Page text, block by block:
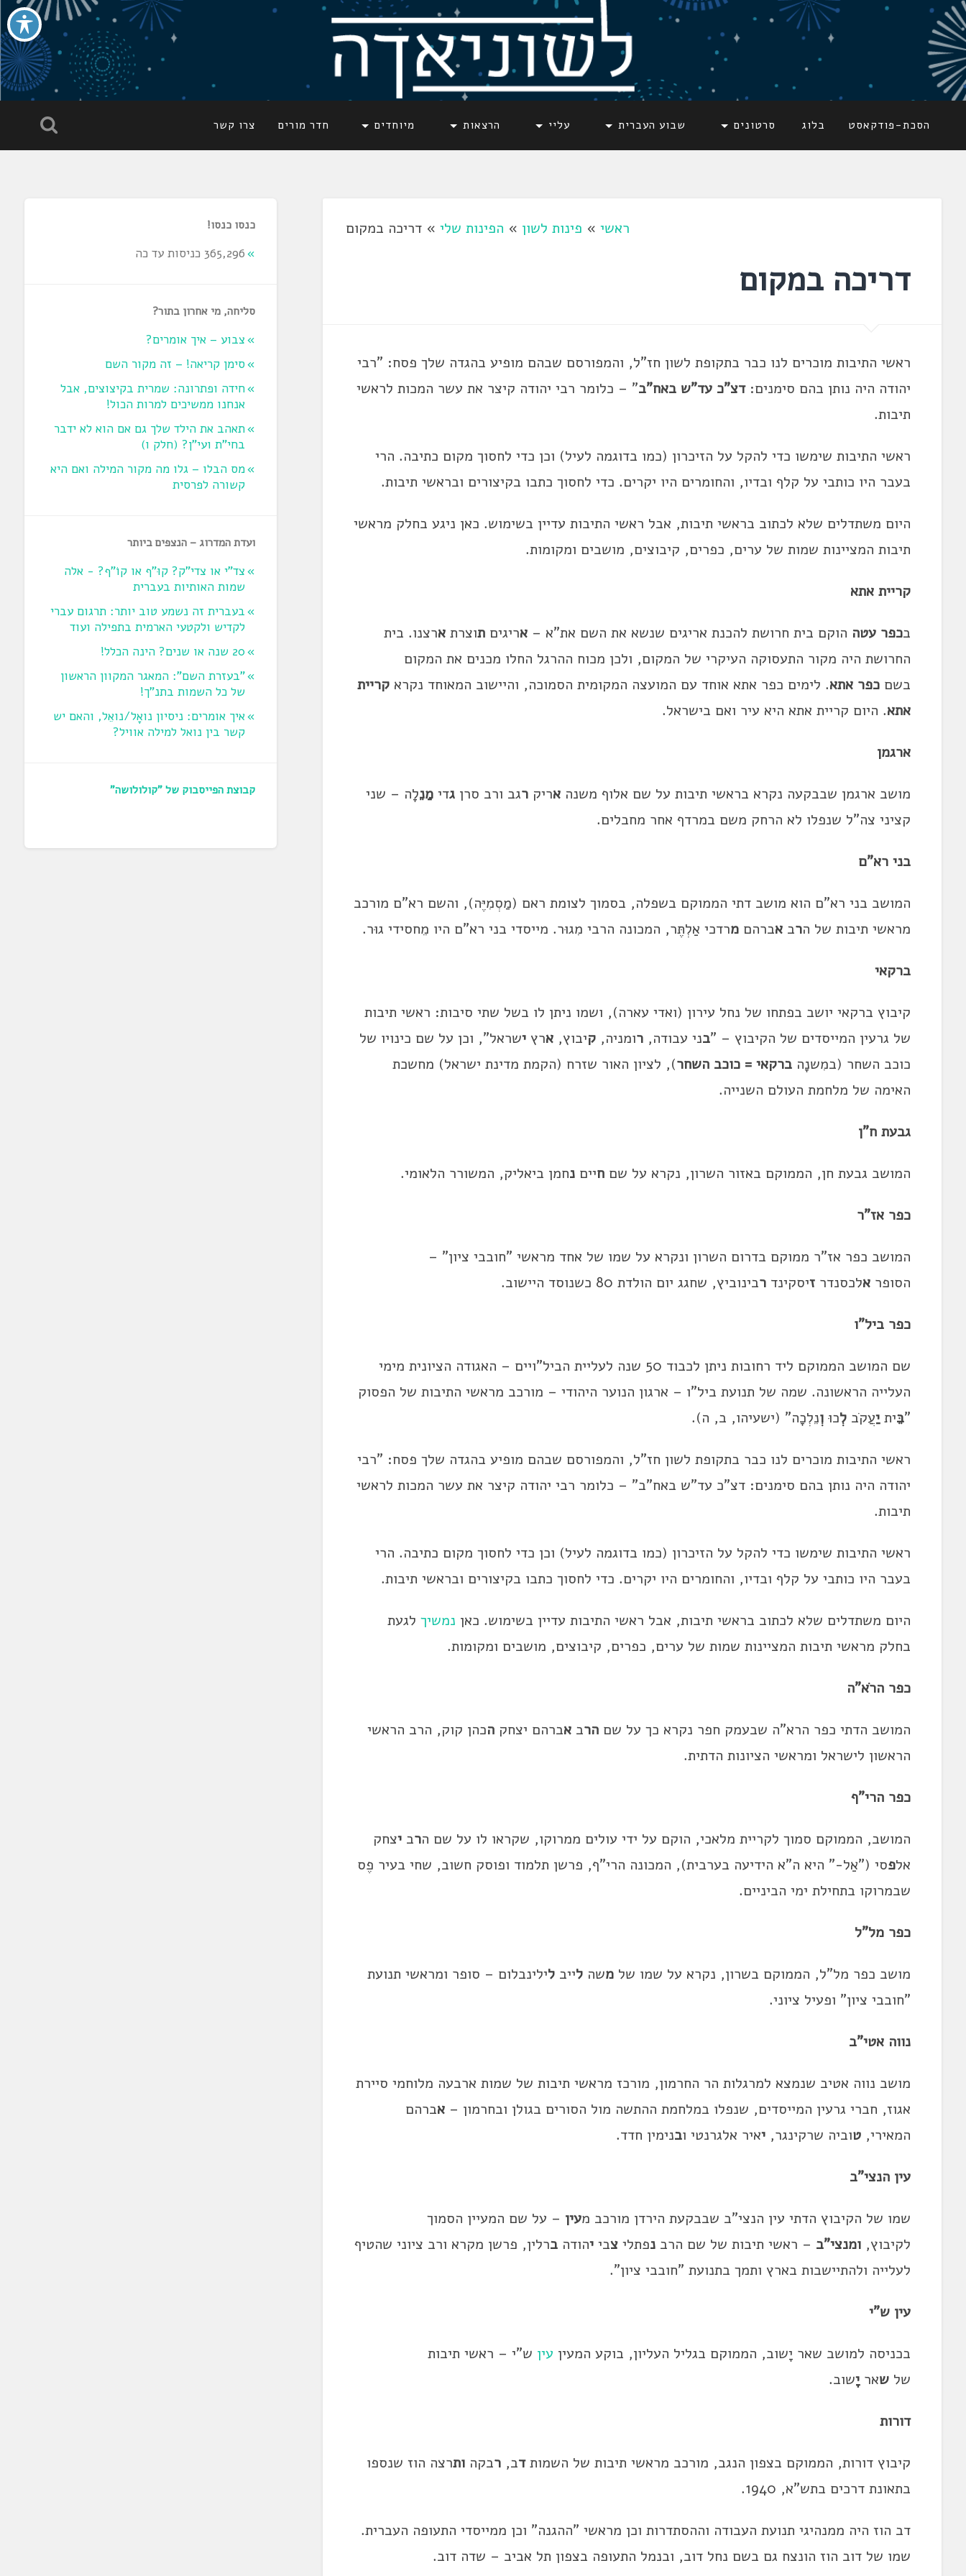
דלג
לתוכןלשוניאדה
עברית. לשון. שפה
הסכת-פודקאסט בלוג סרטונים שבוע העברית עליי הרצאות מיוחדים חדר מורים צרו קשר
ראשי » פינות לשון » הפינות שלי »דריכה במקום
דריכה במקום
ראשי התיבות מוכרים לנו כבר בתקופת לשון חז"ל, והמפורסם שבהם מופיע בהגדה שלך פסח: "רבי
יהודה היה נותן בהם סימנים:דצ"כ עד"ש באח"ב" – כלומר רבי יהודה קיצר את עשר המכות לראשי
תיבות.
ראשי התיבות שימשו כדי להקל על הזיכרון (כמו בדוגמה לעיל) וכן כדי לחסוך מקום כתיבה. הרי
בעבר היו כותבי על קלף ובדיו, והחומרים היו יקרים. כדי לחסוך כתבו בקיצורים ובראשי תיבות.
היום משתדלים שלא לכתוב בראשי תיבות, אבל ראשי התיבות עדיין בשימוש. כאן ניגע בחלק מראשי
תיבות המציינות שמות של ערים, כפרים, קיבוצים, מושבים ומקומות.
קריית אתא
בכפר עטה הוקם בית חרושת להכנת אריגים שנשא את השם את"א – אריגים תוצרת ארצנו. בית
החרושת היה מקור התעסוקה העיקרי של המקום, ולכן מכוח ההרגל החלו מכנים את המקום
בשם כפר אתא. לימים כפר אתא אוחד עם המועצה המקומית הסמוכה, והיישוב המאוחד נקרא קריית
אתא. היום קריית אתא היא עיר ואם בישראל.
ארגמן
מושב ארגמן שבבקעה נקרא בראשי תיבות על שם אלוף משנה אריק רגב ורב סרן גדי מַנֵלָה – שני
קציני צה"ל שנפלו לא הרחק משם במרדף אחר מחבלים.
בני רא"ם
המושב בני רא"ם הוא מושב דתי הממוקם בשפלה, בסמוך לצומת ראם (מַסְמִיֶּה), והשם רא"ם מורכב
מראשי תיבות של הרב אברהם מרדכי אַלְתֶּר, המכונה הרבי מִגוּר. מייסדי בני רא"ם היו מֵחסידי גוּר.
ברקאי
קיבוץ ברקאי יושב בפתחו של נחל עירון (ואדי עארה), ושמו ניתן לו בשל שתי סיבות: ראשי תיבות
של גרעין המייסדים של הקיבוץ – "בני עבודה, רומניה, קיבוץ, ארץ ישראל", וכן על שם כינויו של
כוכב השחר (במִשנָה ברקאי = כוכב השחר), לציון האור שזרח (הקמת מדינת ישראל) מחשכת
האימה של מלחמת העולם השנייה.
גבעת ח"ן
המושב גבעת חן, הממוקם באזור השרון, נקרא על שם חיים נחמן ביאליק, המשורר הלאומי.
כפר אז"ר
המושב כפר אז"ר ממוקם בדרום השרון ונקרא על שמו של אחד מראשי "חובבי ציון" –
הסופר אלכסנדר זיסקינד רבינוביץ, שחגג יום הולדת 80 כשנוסד היישוב.
כפר ביל"ו
שם המושב הממוקם ליד רחובות ניתן לכבוד 50 שנה לעליית הביל"ויים – האגודה הציונית מימי
העלייה הראשונה. שמה של תנועת ביל"ו – ארגון הנוער היהודי – מורכב מראשי התיבות של הפסוק
"בֵּיתיַעֲקֹב לְכוּ וְנֵלְכָה" (ישעיהו, ב, ה).
ראשי התיבות מוכרים לנו כבר בתקופת לשון חז"ל, והמפורסם שבהם מופיע בהגדה שלך פסח: "רבי
יהודה היה נותן בהם סימנים: דצ"כ עד"ש באח"ב" – כלומר רבי יהודה קיצר את עשר המכות לראשי
תיבות.
ראשי התיבות שימשו כדי להקל על הזיכרון (כמו בדוגמה לעיל) וכן כדי לחסוך מקום כתיבה. הרי
בעבר היו כותבי על קלף ובדיו, והחומרים היו יקרים. כדי לחסוך כתבו בקיצורים ובראשי תיבות.
היום משתדלים שלא לכתוב בראשי תיבות, אבל ראשי התיבות עדיין בשימוש. כאן נמשיךלגעת
בחלק מראשי תיבות המציינות שמות של ערים, כפרים, קיבוצים, מושבים ומקומות.
כפר הרֹא"ה
המושב הדתי כפר הרא"ה שבעמק חפר נקרא כך על שם הרב אברהם יצחק הכהן קוק, הרב הראשי
הראשון לישראל ומראשי הציונות הדתית.
כפר הרי"ף
המושב, הממוקם סמוך לקריית מלאכי, הוקם על ידי עולים ממרוקו, שקראו לו על שם הרב יצחק
אלפסי ("אַל-" היא ה"א הידיעה בערבית), המכונה הרי"ף, פרשן תלמוד ופוסק חשוב, שחי בעיר פֶס
שבמרוקו בתחילת ימי הביניים.
כפר מל"ל
מושב כפר מל"ל, הממוקם בשרון, נקרא על שמו של משה לייב לילינבלום – סופר ומראשי תנועת
"חובבי ציון" ופעיל ציוני.
נווה אטי"ב
מושב נווה אטיב שנמצא למרגלות הר החרמון, מורכז מראשי תיבות של שמות ארבעה מלוחמי סיירת
אגוז, חברי גרעין המייסדים, שנפלו במלחמת ההתשה מול הסורים בגולן ובחרמון – אברהם
המאירי, טוביה שרקינגר, יאיר אלגרנטי ובנימין חדד.
עין הנצי"ב
שמו של הקיבוץ הדתי עין הנצי"ב שבבקעת הירדן מורכב מעין – על שם המעיין הסמוך
לקיבוץ, ומנצי"ב – ראשי תיבות של שם הרב נפתלי צבי יהודה ברלין, פרשן מקרא ורב ציוני שהטיף
לעלייה ולהתיישבות בארץ ותמך בתנועת "חובבי ציון".
עין ש"י
בכניסה למושב שאר יָשוב, הממוקם בגליל העליון, בוקע המעין עין ש"י – ראשי תיבות
של שאריָשוב.
דורות
קיבוץ דורות, הממוקם בצפון הנגב, מורכב מראשי תיבות של השמותדב, רבקה ותרצה הוז שנספו
בתאונת דרכים בתש"א, 1940.
דב הוז היה ממנהיגי תנועת העבודה וההסתדרות וכן מראשי "ההגנה" וכן ממייסדי התעופה העברית.
שמו של דוב הוז הונצח גם בשם נחל דוב, ובנמל התעופה בצפון תל אביב – שדה דוב.
כנסו כנסו!
365,296 כניסות עד כה
סליחה, מי אחרון בתור?
צבוע – איך אומרים?
סימן קריאה! – זה מקור השם
חידה ופתרונה: שמרית בקיצוצים, אבל
אנחנו ממשיכים למרות הכול!
תאהב את הילד שלך גם אם הוא לא ידבר
בחי"ת ועי"ן? ‏(חלק ו‏)
מס הבלו – גלו מה מקור המילה ואם היא
קשורה לפרסית
ועדת המדרוג – הנצפים ביותר
צד"י או צדי"ק? קוּ"ף או קוֹ"ף? - אלה
שמות האותיות בעברית
בעברית זה נשמע טוב יותר: תרגום עברי
לקדיש ולקטעי הארמית בתפילה ועוד
20 שנה או שנים? הינה הכלל!
"בעזרת השם": המאגר המקוון הראשון
של כל השמות בתנ"ך!
איך אומרים: ניסיון נואָל/נואֵל, והאם יש
קשר בין נואל למילה אוויל?
קבוצת הפייסבוק של "קולולושה"